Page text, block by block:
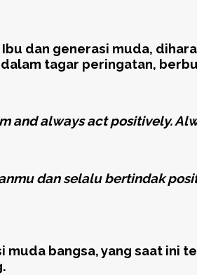
dan generasi muda,
tagar peringatan,
and always act positively.
dan selalu bertindak
bangsa, yang saat ini